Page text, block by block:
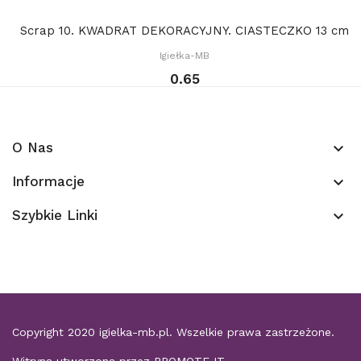
Scrap 10. KWADRAT DEKORACYJNY. CIASTECZKO 13 cm
Igiełka-MB
0.65
O Nas keyboard_arrow_down
Informacje keyboard_arrow_down
Szybkie Linki keyboard_arrow_down
Copyright 2020 igielka-mb.pl. Wszelkie prawa zastrzeżone.